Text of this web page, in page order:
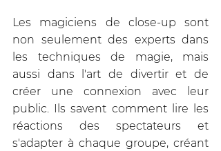
Les magiciens de close-up sont
non seulement des experts dans
les techniques de magie, mais
aussi dans l'art de divertir et de
créer une connexion avec leur
public. Ils savent comment lire les
réactions des spectateurs et
s'adapter à chaque groupe, créant